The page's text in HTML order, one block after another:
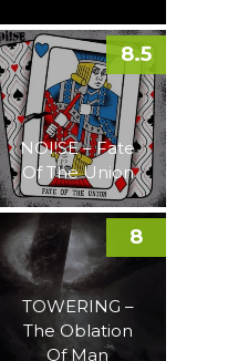
NOI!SE – Fate
Of The Union
8.5
TOWERING –
The Oblation
Of Man
8